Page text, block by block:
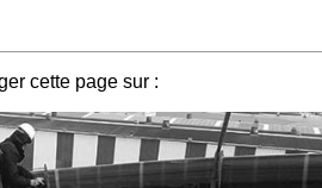
cette page sur :